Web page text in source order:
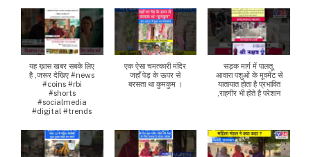
यह ख़ास खबर सबके लिए
है ,जरूर देखिए #news
#coins #rbi
#shorts
#socialmedia
#digital #trends
एक ऐसा चमत्कारी मंदिर
जहाँ पेड़ के ऊपर से
बरसता था कुमकुम ।
सड़क मार्ग में पालतू,
आवारा पशुओं के मूवमेंट से
यातायात होता है प्रभावित
,राहगीर भी होते है परेशान